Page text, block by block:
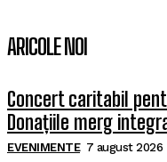
ARICOLE NOI
Concert caritabil
Donațiile merg
EVENIMENTE 7 august 2026